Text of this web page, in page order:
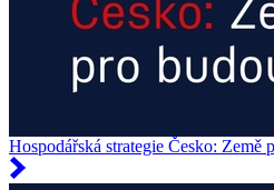
Hospodářská strategie Česko: Země